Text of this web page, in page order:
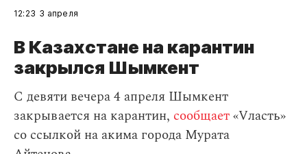
12:23 3 апреля
В Казахстане на карантин
закрылся Шымкент
С девяти вечера 4 апреля Шымкент
закрывается на карантин, сообщает«Vласть»
со ссылкой на акима города Мурата